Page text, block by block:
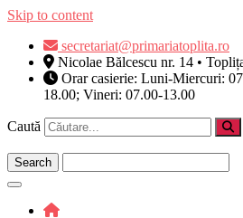
Skip to content
secretariat@primariatoplita.ro
Nicolae Bălcescu nr. 14 •
Orar casierie: Luni-Miercuri:
18.00; Vineri: 07.00-13.00
Caută